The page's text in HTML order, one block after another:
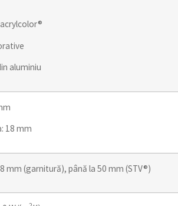
aluminiu
18 mm
mm (garnitură), până la 50 mm (STV®)